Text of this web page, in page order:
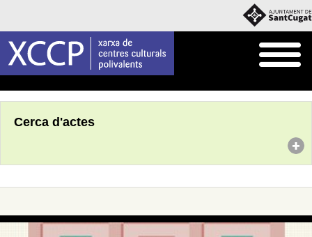
Cerca d'actes